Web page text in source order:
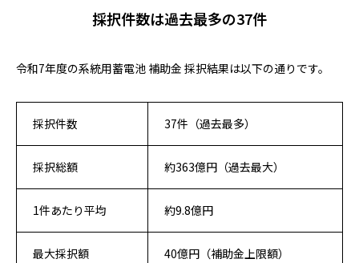
採択件数は過去最多の37件
令和7年度の系統用蓄電池 補助金 採択結果は以下の通りです。
採択件数 37件（過去最多）
採択総額 約363億円（過去最大）
1件あたり平均 約9.8億円
最大採択額 40億円（補助金上限額）